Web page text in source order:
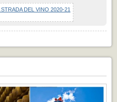
DEL VINO 2020-21